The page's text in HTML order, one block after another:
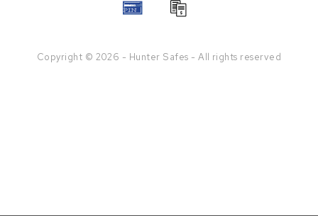
Copyright © 2026 - Hunter Safes - All rights reserved